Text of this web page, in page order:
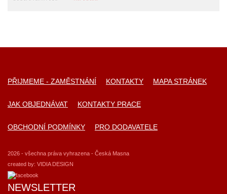
PŘIJMEME - ZAMĚSTNÁNÍ KONTAKTY MAPA STRÁNEK
JAK OBJEDNÁVAT KONTAKTY PRACE
OBCHODNÍ PODMÍNKY PRO DODAVATELE
2026 - všechna práva vyhrazena - Česká Masna
created by: VIDIA DESIGN
NEWSLETTER